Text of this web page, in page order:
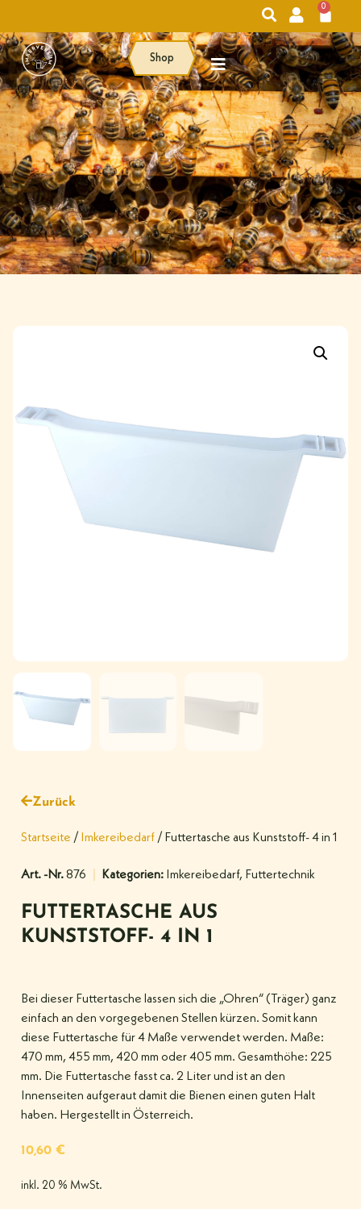
0
Shop
Zurück
Startseite / Imkereibedarf / Futtertasche aus Kunststoff- 4 in 1
Art. -Nr.876 Kategorien: Imkereibedarf, Futtertechnik
FUTTERTASCHE AUS
KUNSTSTOFF- 4 IN 1
Bei dieser Futtertasche lassen sich die „Ohren“ (Träger) ganz
einfach an den vorgegebenen Stellen kürzen. Somit kann
diese Futtertasche für 4 Maße verwendet werden. Maße:
470 mm, 455 mm, 420 mm oder 405 mm. Gesamthöhe: 225
mm. Die Futtertasche fasst ca. 2 Liter und ist an den
Innenseiten aufgeraut damit die Bienen einen guten Halt
haben. Hergestellt in Österreich.
10,60 €
inkl. 20 % MwSt.